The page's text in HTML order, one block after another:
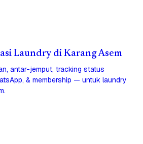
Laundry di Karang Asem
antar-jemput, tracking status
& membership — untuk laundry